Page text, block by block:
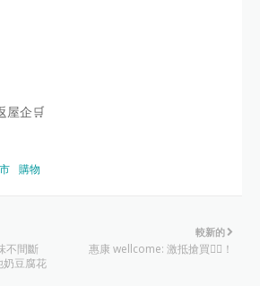
屋企🛒
購物
較新的
惠康 wellcome: 激抵搶買👍🏻！
不間斷
奶豆腐花